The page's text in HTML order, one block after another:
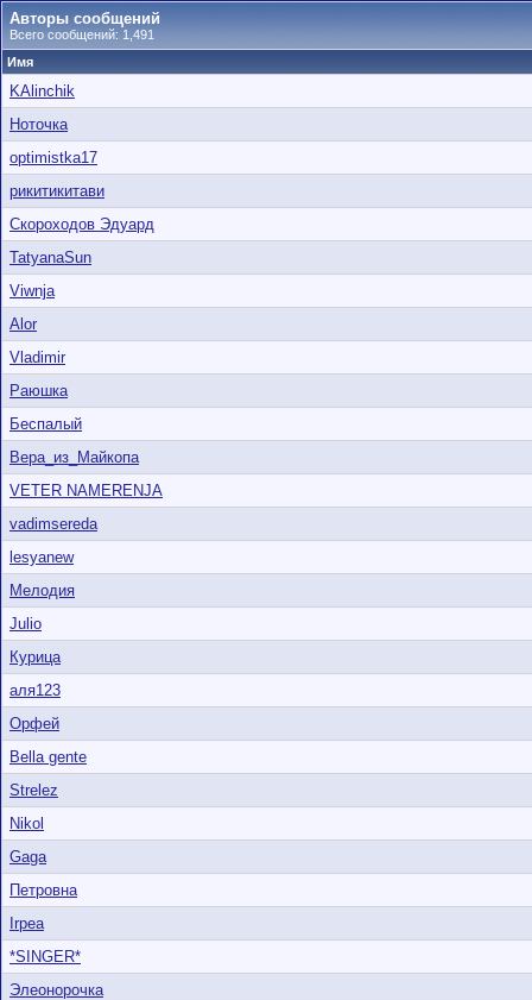
Авторы сообщений
Всего сообщений: 1,491
Имя
KAlinchik
Ноточка
optimistka17
рикитикитави
Скороходов Эдуард
TatyanaSun
Viwnja
Alor
Vladimir
Раюшка
Беспалый
Вера_из_Майкопа
VETER NAMERENJA
vadimsereda
lesyanew
Мелодия
Julio
Курица
аля123
Орфей
Bella gente
Strelez
Nikol
Gaga
Петровна
Irpea
*SINGER*
Элеонорочка